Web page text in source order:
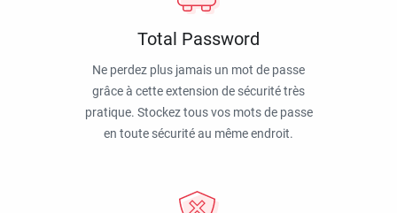
Total Password
Ne perdez plus jamais un mot de passe
grâce à cette extension de sécurité très
pratique. Stockez tous vos mots de passe
en toute sécurité au même endroit.